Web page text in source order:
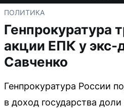
ПОЛИТИКА
Генпрокуратура
акции ЕПК у экс-
Савченко
Генпрокуратура России
в доход государства